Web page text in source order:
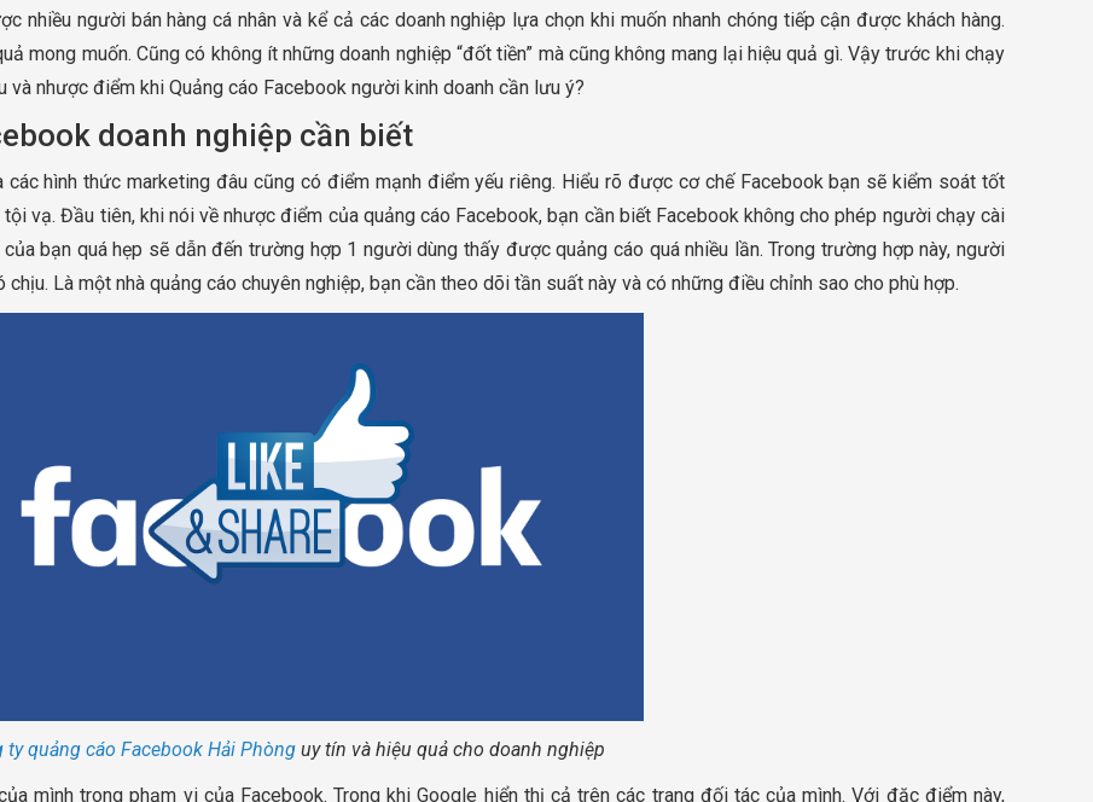
nhiều người bán hàng cá nhân và kể cả các doanh nghiệp lựa chọn khi muốn nhanh chóng tiếp cận được khách hàng.
mong muốn. Cũng có không ít những doanh nghiệp “đốt tiền” mà cũng không mang lại hiệu quả gì. Vậy trước khi chạy
nhược điểm khi Quảng cáo Facebook người kinh doanh cần lưu ý?
doanh nghiệp cần biết
hình thức marketing đâu cũng có điểm mạnh điểm yếu riêng. Hiểu rõ được cơ chế Facebook bạn sẽ kiểm soát tốt
vạ. Đầu tiên, khi nói về nhược điểm của quảng cáo Facebook, bạn cần biết Facebook không cho phép người chạy cài
bạn quá hẹp sẽ dẫn đến trường hợp 1 người dùng thấy được quảng cáo quá nhiều lần. Trong trường hợp này, người
Là một nhà quảng cáo chuyên nghiệp, bạn cần theo dõi tần suất này và có những điều chỉnh sao cho phù hợp.
ty quảng cáo Facebook Hải Phònguy tín và hiệu quả cho doanh nghiệp
mình trong phạm vi của Facebook. Trong khi Google hiển thị cả trên các trang đối tác của mình. Với đặc điểm này,